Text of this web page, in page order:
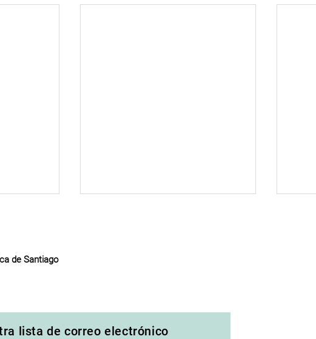
Sangre en El ojo Lina Meruane
de Santiago
lista de correo electrónico